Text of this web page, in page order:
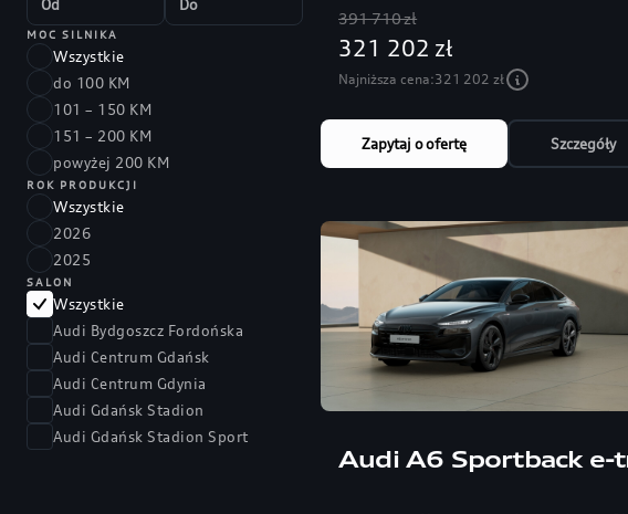
MOC SILNIKA
Wszystkie
do 100 KM
101 – 150 KM
151 – 200 KM
powyżej 200 KM
ROK PRODUKCJI
Wszystkie
2026
2025
SALON
Wszystkie
Audi Bydgoszcz Fordońska
Audi Centrum Gdańsk
Audi Centrum Gdynia
Audi Gdańsk Stadion
Audi Gdańsk Stadion Sport
391 710 zł
321 202 zł
Najniższa cena:321 202 zł
Zapytaj o ofertę Szczegóły
Audi A6 Sportback e-